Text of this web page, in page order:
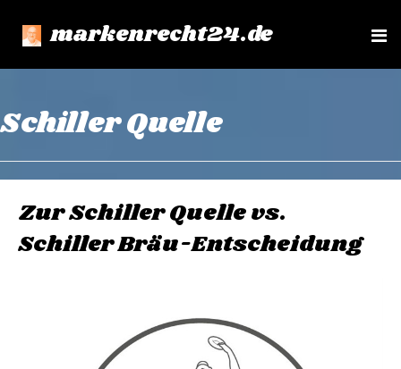
markenrecht24.de
e
Schiller Quelle
Zur Schiller Quelle vs.
Schiller Bräu-Entscheidung